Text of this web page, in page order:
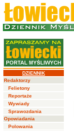
DZIENNIK
Redaktorzy
Felietony
Reportaże
Wywiady
Sprawozdania
Opowiadania
Polowania